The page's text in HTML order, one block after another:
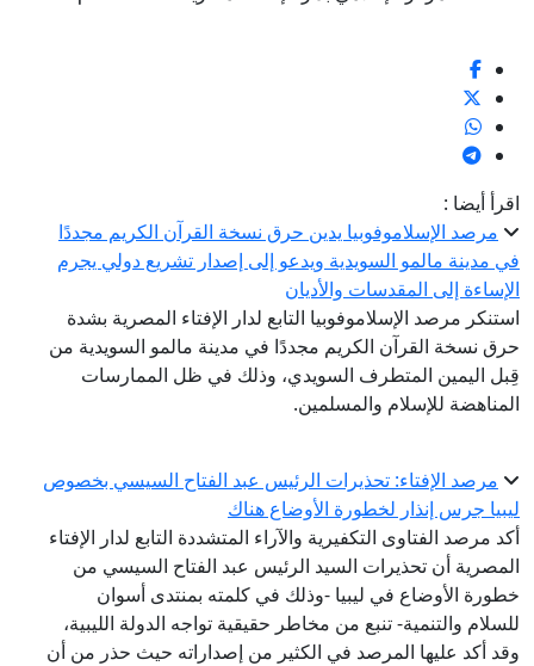
اقرأ أيضا :
مرصد الإسلاموفوبيا يدين حرق نسخة القرآن الكريم مجددًا
في مدينة مالمو السويدية ويدعو إلى إصدار تشريع دولي يجرم
الإساءة إلى المقدسات والأديان
استنكر مرصد الإسلاموفوبيا التابع لدار الإفتاء المصرية بشدة
حرق نسخة القرآن الكريم مجددًا في مدينة مالمو السويدية من
قِبل اليمين المتطرف السويدي، وذلك في ظل الممارسات
المناهضة للإسلام والمسلمين.
مرصد الإفتاء: تحذيرات الرئيس عبد الفتاح السيسي بخصوص
ليبيا جرس إنذار لخطورة الأوضاع هناك
أكد مرصد الفتاوى التكفيرية والآراء المتشددة التابع لدار الإفتاء
المصرية أن تحذيرات السيد الرئيس عبد الفتاح السيسي من
خطورة الأوضاع في ليبيا -وذلك في كلمته بمنتدى أسوان
للسلام والتنمية- تنبع من مخاطر حقيقية تواجه الدولة الليبية،
وقد أكد عليها المرصد في الكثير من إصداراته حيث حذر من أن